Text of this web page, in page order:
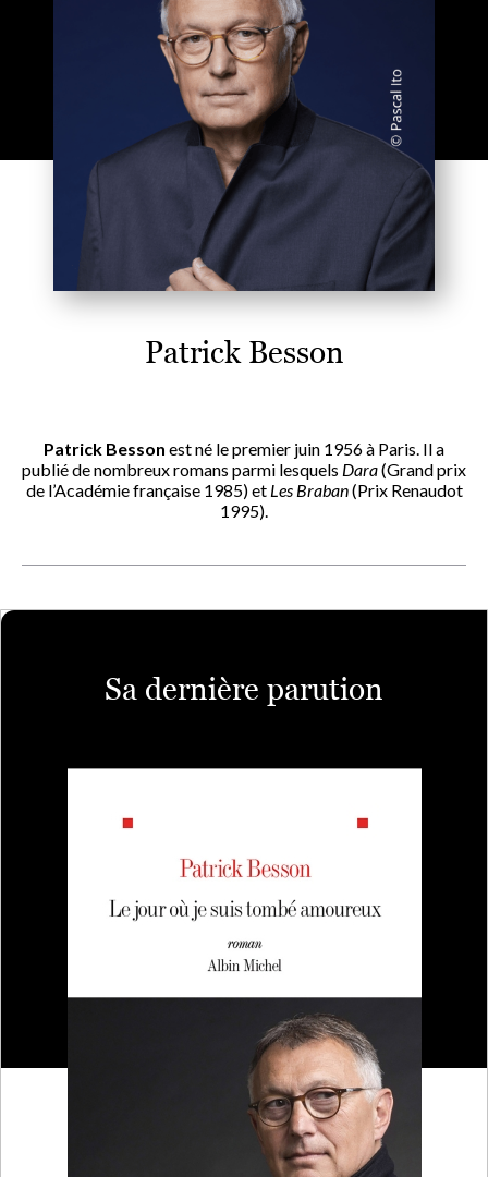
Patrick Besson
Patrick Besson est né le premier juin 1956 à Paris. Il a
publié de nombreux romans parmi lesquels Dara(Grand prix
de l’Académie française 1985) et Les Braban(Prix Renaudot
1995).
Sa dernière parution